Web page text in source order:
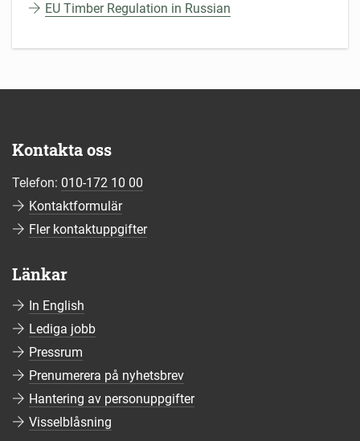
EU Timber Regulation in Russian
Kontakta oss
Telefon: 010-172 10 00
Kontaktformulär
Fler kontaktuppgifter
Länkar
In English
Lediga jobb
Pressrum
Prenumerera på nyhetsbrev
Hantering av personuppgifter
Visselblåsning